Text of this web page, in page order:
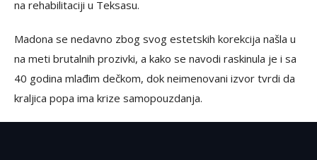
na rehabilitaciji u Teksasu.
Madona se nedavno zbog svog estetskih korekcija našla u
na meti brutalnih prozivki, a kako se navodi raskinula je i sa
40 godina mlađim dečkom, dok neimenovani izvor tvrdi da
kraljica popa ima krize samopouzdanja.